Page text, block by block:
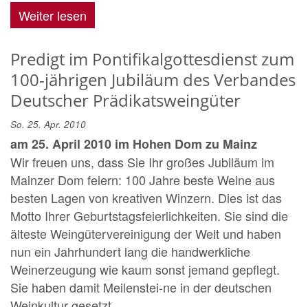
Weiter lesen
Predigt im Pontifikalgottesdienst zum
100-jährigen Jubiläum des Verbandes
Deutscher Prädikatsweingüter
So. 25. Apr. 2010
am 25. April 2010 im Hohen Dom zu Mainz
Wir freuen uns, dass Sie Ihr großes Jubiläum im
Mainzer Dom feiern: 100 Jahre beste Weine aus
besten Lagen von kreativen Winzern. Dies ist das
Motto Ihrer Geburtstagsfeierlichkeiten. Sie sind die
älteste Weingütervereinigung der Welt und haben
nun ein Jahrhundert lang die handwerkliche
Weinerzeugung wie kaum sonst jemand gepflegt.
Sie haben damit Meilenstei-ne in der deutschen